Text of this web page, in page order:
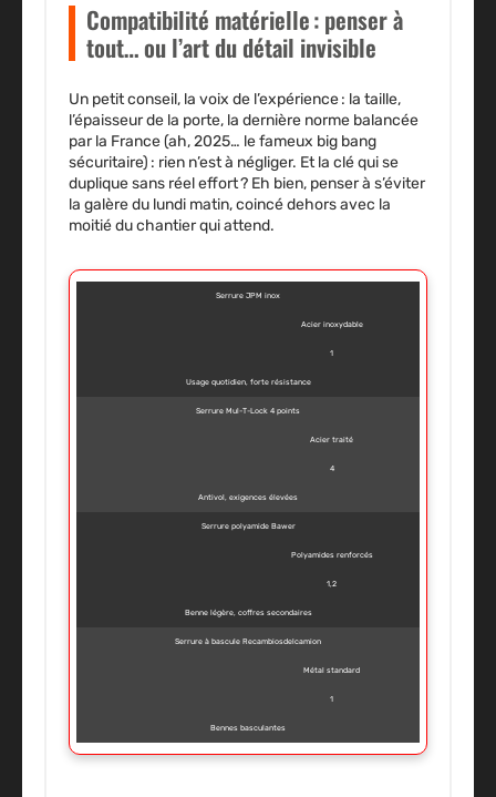
Compatibilité matérielle : penser à
tout… ou l’art du détail invisible
Un petit conseil, la voix de l’expérience : la taille,
l’épaisseur de la porte, la dernière norme balancée
par la France (ah, 2025… le fameux big bang
sécuritaire) : rien n’est à négliger. Et la clé qui se
duplique sans réel effort ? Eh bien, penser à s’éviter
la galère du lundi matin, coincé dehors avec la
moitié du chantier qui attend.
Serrure JPM inox
Acier inoxydable
1
Usage quotidien, forte résistance
Serrure Mul-T-Lock 4 points
Acier traité
4
Antivol, exigences élevées
Serrure polyamide Bawer
Polyamides renforcés
1,2
Benne légère, coffres secondaires
Serrure à bascule Recambiosdelcamion
Métal standard
1
Bennes basculantes